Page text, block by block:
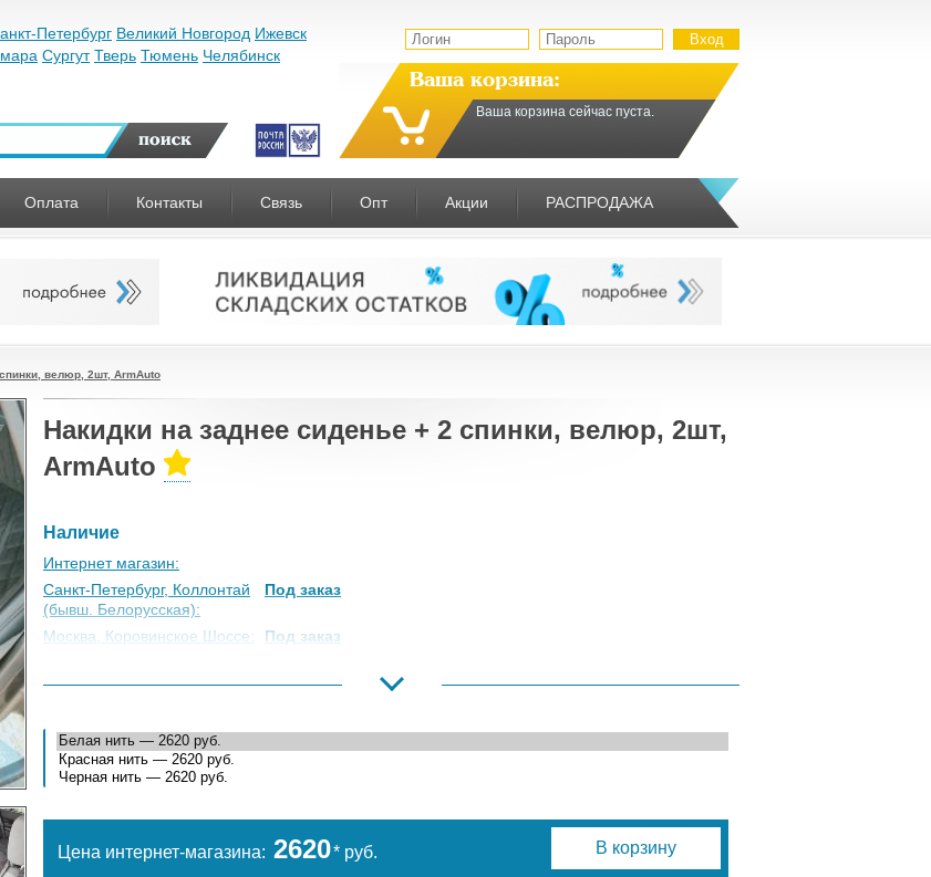
Петербург Великий Новгород Ижевск
Сургут Тверь Тюмень Челябинск
Ваша корзина:
Ваша корзина сейчас пуста.
Оплата Контакты Связь Опт Акции РАСПРОДАЖА
велюр, 2шт, ArmAuto
Накидки на заднее сиденье + 2 спинки, велюр, 2шт,
ArmAuto
Наличие
Интернет магазин:
Санкт-Петербург, Коллонтай
(бывш. Белорусская):
Под заказ
Москва, Коровинское Шоссе:
Под заказ
Великий Новгород:
Под заказ
Нальчик:
Самара:
Тюмень:
Под заказ
Челябинск:
Под заказ
Цена интернет-магазина: 2620* руб. В корзину